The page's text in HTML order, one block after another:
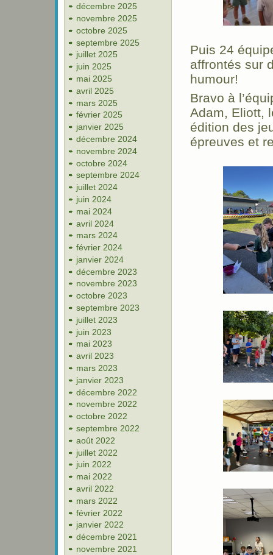
décembre 2025
novembre 2025
octobre 2025
septembre 2025
juillet 2025
juin 2025
mai 2025
avril 2025
mars 2025
février 2025
janvier 2025
décembre 2024
novembre 2024
octobre 2024
septembre 2024
juillet 2024
juin 2024
mai 2024
avril 2024
mars 2024
février 2024
janvier 2024
décembre 2023
novembre 2023
octobre 2023
septembre 2023
juillet 2023
juin 2023
mai 2023
avril 2023
mars 2023
janvier 2023
décembre 2022
novembre 2022
octobre 2022
septembre 2022
août 2022
juillet 2022
juin 2022
mai 2022
avril 2022
mars 2022
février 2022
janvier 2022
décembre 2021
novembre 2021
Puis 24
affrontés sur
humour!
Bravo à
Adam, Eliott,
édition des
épreuves et